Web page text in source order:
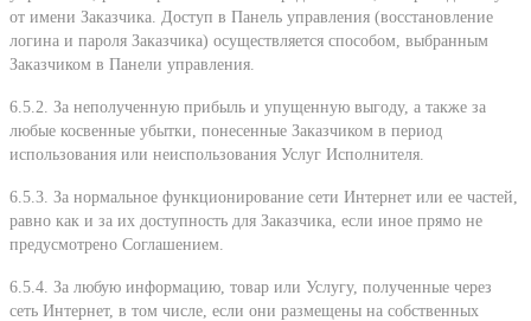
от имени Заказчика. Доступ в Панель управления (восстановление
логина и пароля Заказчика) осуществляется способом, выбранным
Заказчиком в Панели управления.
6.5.2. За неполученную прибыль и упущенную выгоду, а также за
любые косвенные убытки, понесенные Заказчиком в период
использования или неиспользования Услуг Исполнителя.
6.5.3. За нормальное функционирование сети Интернет или ее частей,
равно как и за их доступность для Заказчика, если иное прямо не
предусмотрено Соглашением.
6.5.4. За любую информацию, товар или Услугу, полученные через
сеть Интернет, в том числе, если они размещены на собственных